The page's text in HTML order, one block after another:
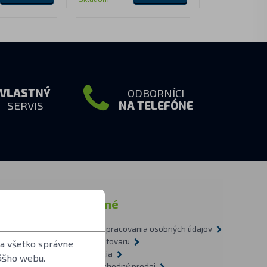
VLASTNÝ
SERVIS
ODBORNÍCI
NA TELEFÓNE
Ostatné
Zásady spracovania osobných údajov
Doprava tovaru
Recyklácia
všetko správne
webu.